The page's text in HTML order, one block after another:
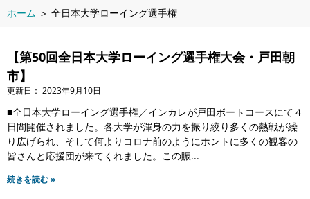
ホーム ＞ 全日本大学ローイング選手権
【第50回全日本大学ローイング選手権大会・戸田朝
市】
2023年9月10日
■全日本大学ローイング選手権／インカレが戸田ボートコースにて４
日間開催されました。各大学が渾身の力を振り絞り多くの熱戦が繰
り広げられ、そして何よりコロナ前のようにホントに多くの観客の
皆さんと応援団が来てくれました。この賑
続きを読む »